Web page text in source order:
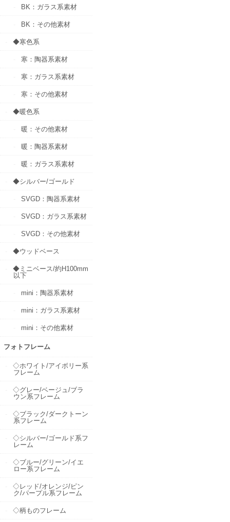
BK：ガラス系素材
BK：その他素材
◆寒色系
寒：陶器系素材
寒：ガラス系素材
寒：その他素材
◆暖色系
暖：その他素材
暖：陶器系素材
暖：ガラス系素材
◆シルバー/ゴールド
SVGD：陶器系素材
SVGD：ガラス系素材
SVGD：その他素材
◆ウッドベース
◆ミニベース/約H100mm
以下
mini：陶器系素材
mini：ガラス系素材
mini：その他素材
フォトフレーム
◇ホワイト/アイボリー系
フレーム
◇グレー/ベージュ/ブラ
ウン系フレーム
◇ブラック/ダークトーン
系フレーム
◇シルバー/ゴールド系フ
レーム
◇ブルー/グリーン/イエ
ロー系フレーム
◇レッド/オレンジ/ピン
ク/パープル系フレーム
◇柄ものフレーム